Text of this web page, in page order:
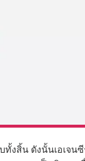
ทั้งสิ้น ดังนั้นเอเจน